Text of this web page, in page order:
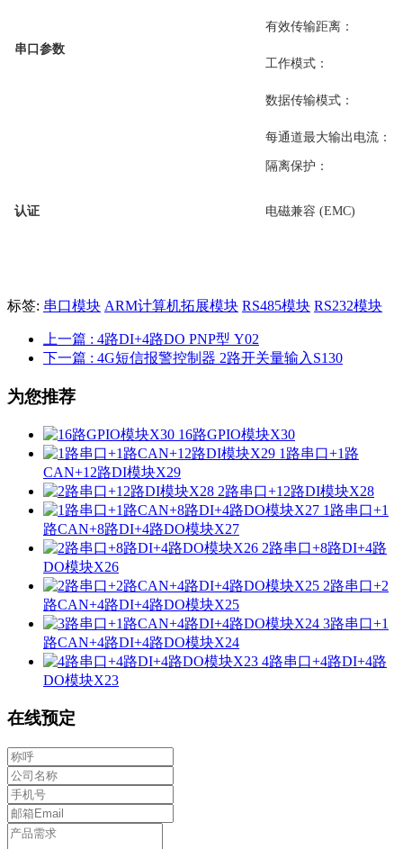
串口参数
有效传输距离：
工作模式：
数据传输模式：
每通道最大输出电流：
隔离保护：
认证 电磁兼容 (EMC)
标签: 串口模块 ARM计算机拓展模块 RS485模块 RS232模块
上一篇 : 4路DI+4路DO PNP型 Y02
下一篇 : 4G短信报警控制器 2路开关量输入S130
为您推荐
16路GPIO模块X30
1路串口+1路
CAN+12路DI模块X29
2路串口+12路DI模块X28
1路串口+1
路CAN+8路DI+4路DO模块X27
2路串口+8路DI+4路
DO模块X26
2路串口+2
路CAN+4路DI+4路DO模块X25
3路串口+1
路CAN+4路DI+4路DO模块X24
4路串口+4路DI+4路
DO模块X23
在线预定